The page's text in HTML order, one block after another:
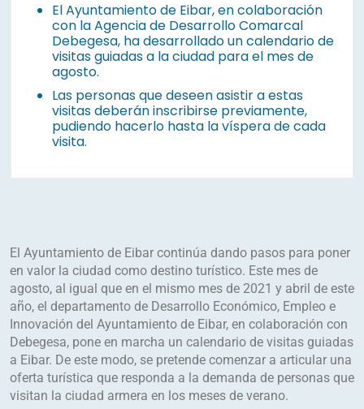
El Ayuntamiento de Eibar, en colaboración
con la Agencia de Desarrollo Comarcal
Debegesa, ha desarrollado un calendario de
visitas guiadas a la ciudad para el mes de
agosto.
Las personas que deseen asistir a estas
visitas deberán inscribirse previamente,
pudiendo hacerlo hasta la víspera de cada
visita.
El Ayuntamiento de Eibar continúa dando pasos para poner
en valor la ciudad como destino turístico. Este mes de
agosto, al igual que en el mismo mes de 2021 y abril de este
año, el departamento de Desarrollo Económico, Empleo e
Innovación del Ayuntamiento de Eibar, en colaboración con
Debegesa, pone en marcha un calendario de visitas guiadas
a Eibar. De este modo, se pretende comenzar a articular una
oferta turística que responda a la demanda de personas que
visitan la ciudad armera en los meses de verano.